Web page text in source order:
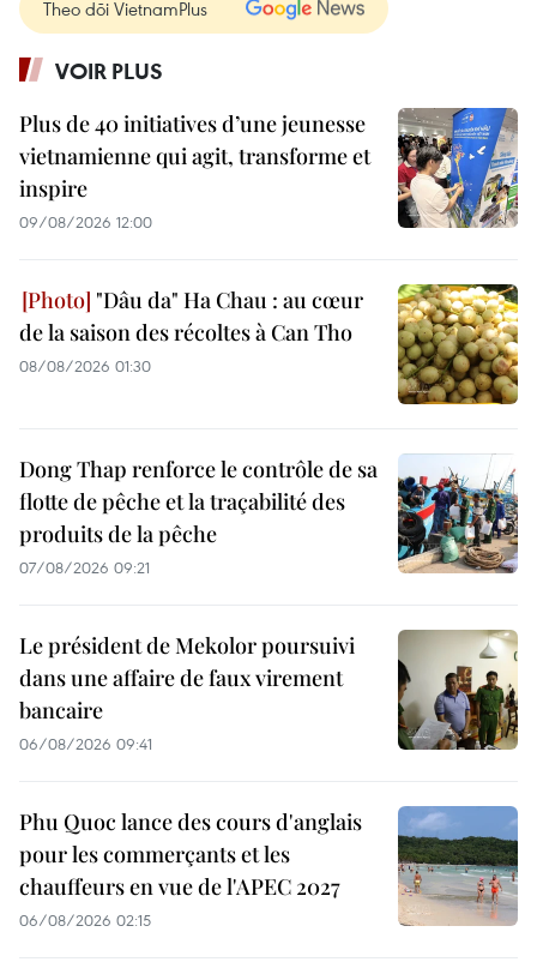
Theo dõi VietnamPlus
VOIR PLUS
Plus de 40 initiatives d’une jeunesse
vietnamienne qui agit, transforme et
inspire
09/08/2026 12:00
"Dâu da" Ha Chau : au cœur
de la saison des récoltes à Can Tho
08/08/2026 01:30
Dong Thap renforce le contrôle de sa
flotte de pêche et la traçabilité des
produits de la pêche
07/08/2026 09:21
Le président de Mekolor poursuivi
dans une affaire de faux virement
bancaire
06/08/2026 09:41
Phu Quoc lance des cours d'anglais
pour les commerçants et les
chauffeurs en vue de l'APEC 2027
06/08/2026 02:15